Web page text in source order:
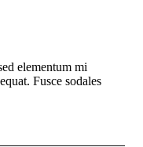
elementum mi
Fusce sodales